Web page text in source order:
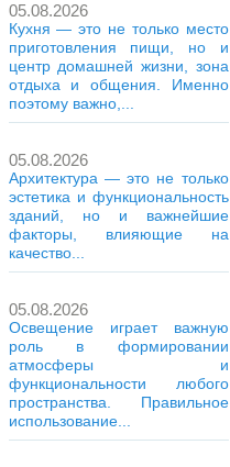
05.08.2026
Кухня — это не только место
приготовления пищи, но и
центр домашней жизни, зона
отдыха и общения. Именно
поэтому важно,...
05.08.2026
Архитектура — это не только
эстетика и функциональность
зданий, но и важнейшие
факторы, влияющие на
качество...
05.08.2026
Освещение играет важную
роль в формировании
атмосферы и
функциональности любого
пространства. Правильное
использование...